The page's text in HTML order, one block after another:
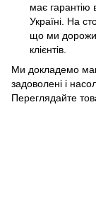
має гарантію
Україні. На
що ми
клієнтів.
Ми докладемо
задоволені і
Переглядайте